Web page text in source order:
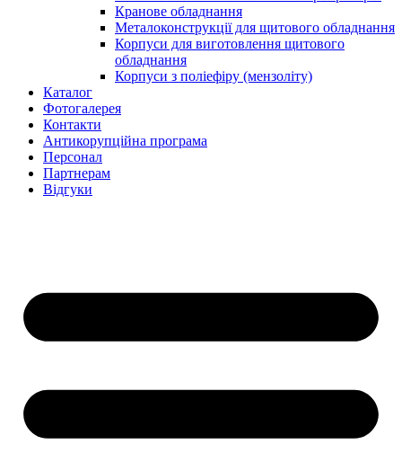
Кранове обладнання
Металоконструкції для щитового обладнання
Корпуси для виготовлення щитового
обладнання
Корпуси з поліефіру (мензоліту)
Каталог
Фотогалерея
Контакти
Антикорупційна програма
Персонал
Партнерам
Відгуки